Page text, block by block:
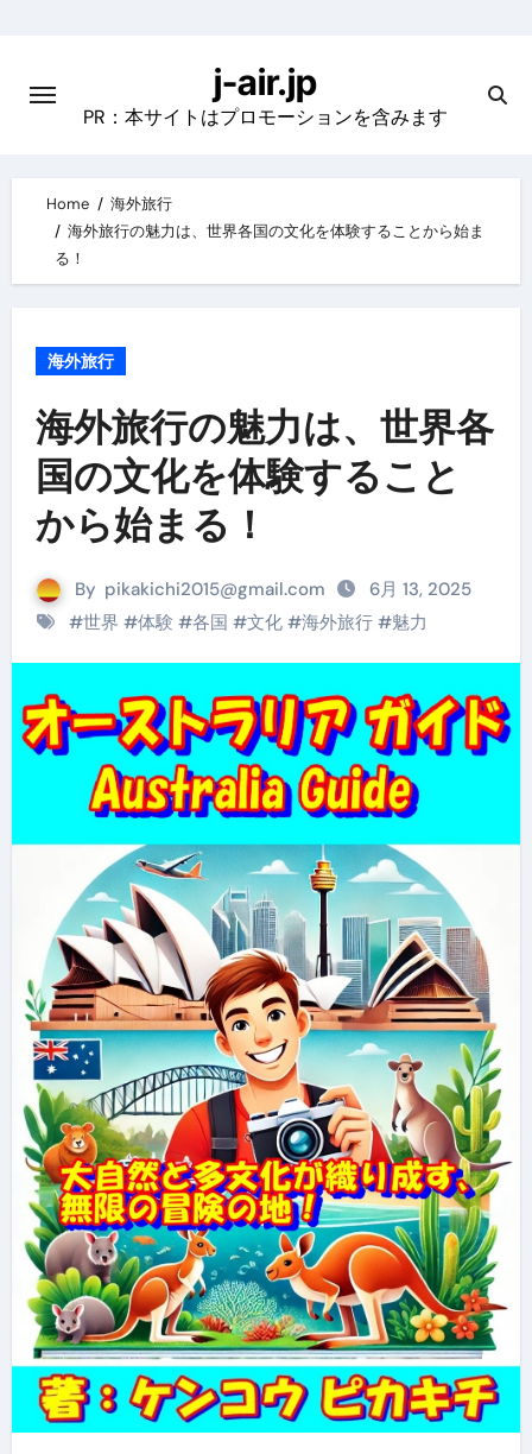
content
j-air.jp
PR：本サイトはプロモーションを含みます
Home
海外旅行
海外旅行の魅力は、世界各国の文化を体験することから始ま
る！
海外旅行
海外旅行の魅力は、世界各
国の文化を体験すること
から始まる！
By pikakichi2015@gmail.com
6月 13, 2025
#世界 #体験 #各国 #文化#海外旅行#魅力